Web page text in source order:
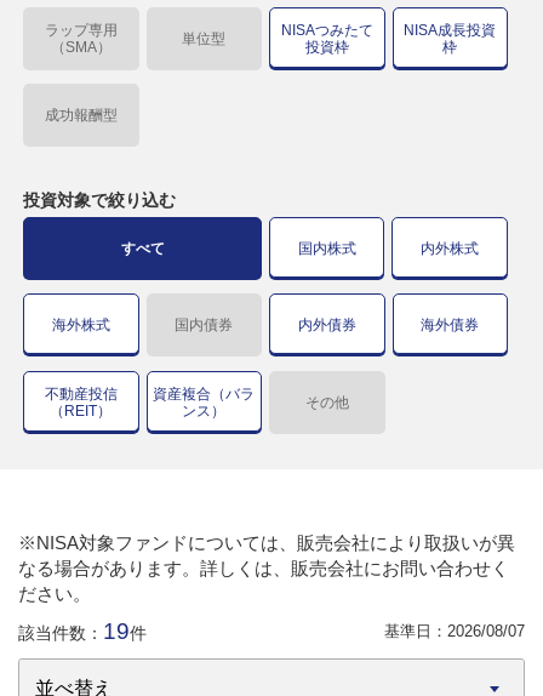
ラップ専用
（SMA）
単位型
NISAつみたて
投資枠
NISA成長投資
枠
成功報酬型
投資対象で絞り込む
すべて 国内株式 内外株式
海外株式 国内債券 内外債券 海外債券
不動産投信
（REIT）
資産複合（バラ
ンス）
その他
※NISA対象ファンドについては、販売会社により取扱いが異
なる場合があります。詳しくは、販売会社にお問い合わせく
ださい。
該当件数： 19件 基準日： 2026/08/07